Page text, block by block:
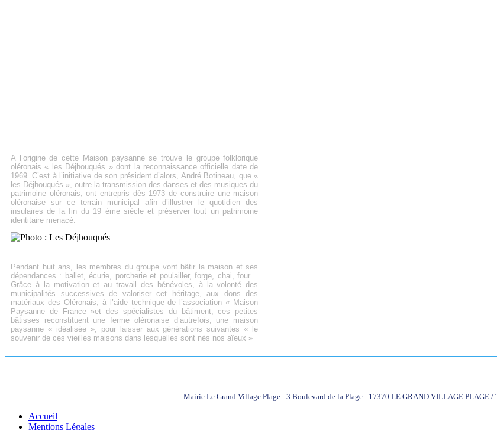
A l’origine de cette Maison paysanne se trouve le groupe folklorique
oléronais « les Déjhouqués » dont la reconnaissance officielle date de
1969. C’est à l’initiative de son président d’alors, André Botineau, que «
les Déjhouqués », outre la transmission des danses et des musiques du
patrimoine oléronais, ont entrepris dès 1973 de construire une maison
oléronaise sur ce terrain municipal afin d’illustrer le quotidien des
insulaires de la fin du 19 ème siècle et préserver tout un patrimoine
identitaire menacé.
Pendant huit ans, les membres du groupe vont bâtir la maison et ses
dépendances : ballet, écurie, porcherie et poulailler, forge, chai, four…
Grâce à la motivation et au travail des bénévoles, à la volonté des
municipalités successives de valoriser cet héritage, aux dons des
matériaux des Oléronais, à l’aide technique de l’association « Maison
Paysanne de France »et des spécialistes du bâtiment, ces petites
bâtisses reconstituent une ferme oléronaise d’autrefois, une maison
paysanne « idéalisée », pour laisser aux générations suivantes « le
souvenir de ces vieilles maisons dans lesquelles sont nés nos aïeux »
Mairie Le Grand Village Plage - 3 Boulevard de la Plage - 17370 LE GRAND VILLAGE PLAGE
Accueil
Mentions Légales